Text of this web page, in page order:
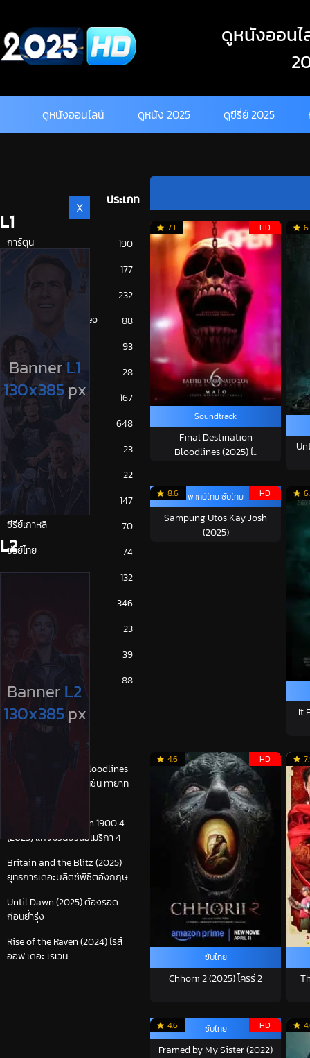
content
ดูหนังออนไ
ดูหนังออนไลน์ ดูหนัง 2025 ดูซีรี่ย์ 2025
ประเภท
การ์ตูน
190
ดูซีรี่ย์ 2025
177
232
Amazon Prime Video
88
Disney+
93
HBO
28
iQiYi
167
NETFLIX
648
23
ซีรีย์ญี่ปุ่น
22
ซีรีย์ฝรั่ง
147
ซีรีย์เกาหลี
70
ซีรีย์ไทย
74
หนังจีน
132
346
หนังเกาหลี
23
หนังเอเชีย
39
88
เรื่องล่าสุด
Final Destination Bloodlines
(2025) ไฟนอลเดสติเนชั่น ทายาท
Detective Chinatown 1900 4
(2025) แก๊งม่วนป่วนอเมริกา 4
Britain and the Blitz (2025)
ยุทธการเดอะบลิตซ์พิชิตอังกฤษ
Until Dawn (2025) ต้องรอด
ก่อนย่ำรุ่ง
Rise of the Raven (2024) ไรส์
ออฟ เดอะ เรเวน
7.1 HD
Soundtrack
Final Destination
Bloodlines (2025) ไ...
8.6 HD
พากย์ไทย ซับไทย
Sampung Utos Kay Josh
(2025)
It
4.6 HD
ซับไทย
Chhorii 2 (2025) โครรี 2
4.6 HD
ซับไทย
Framed by My Sister (2022)
X
L1
L2